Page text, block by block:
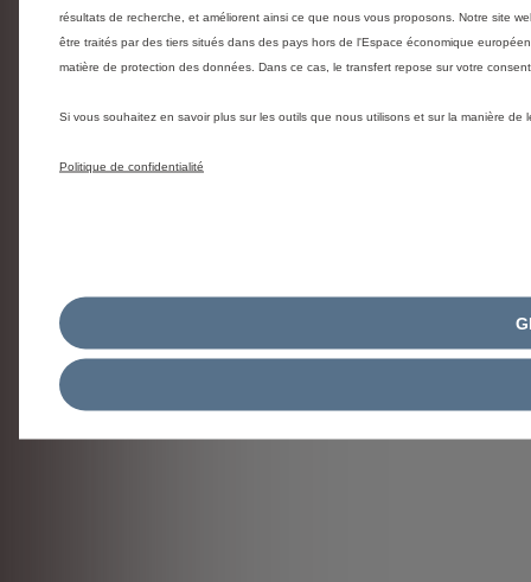
résultats de recherche, et améliorent ainsi ce que nous vous proposons. Notre site
être traités par des tiers situés dans des pays hors de l'Espace économique
matière de protection des données. Dans ce cas, le transfert repose sur votre
Si vous souhaitez en savoir plus sur les outils que nous utilisons et sur la manière
Politique de confidentialité